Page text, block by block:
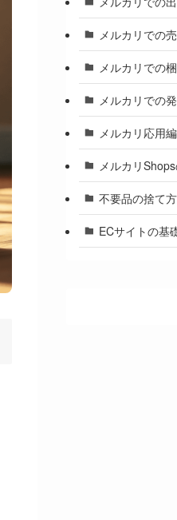
メルカリでの
メルカリでの
メルカリでの
メルカリ応用編
メルカリ
不要品の捨て
ECサイトの基